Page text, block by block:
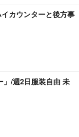
カウンターと後方事
」/週2日服装自由 未